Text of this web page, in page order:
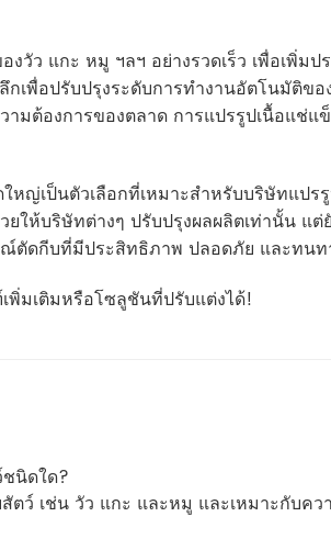
วัว แกะ หมู ฯลฯ อย่างรวดเร็ว เพื่อเพิ่ม
กเพื่อปรับปรุงระดับการทำงานอัตโนมัติ
มต้องการของตลาด การแปรรูปเนื้อแช่
หญ่เป็นตัวเลือกที่เหมาะสำหรับบริษัทแป
ยให้บริษัทต่างๆ ปรับปรุงผลผลิตเท่านั้น
ดกีบที่มีประสิทธิภาพ ปลอดภัย และทนท
มเติมหรือโซลูชันที่ปรับแต่งได้!
ชนิดใด?
ว์ เช่น วัว แกะ และหมู และเหมาะกับคว